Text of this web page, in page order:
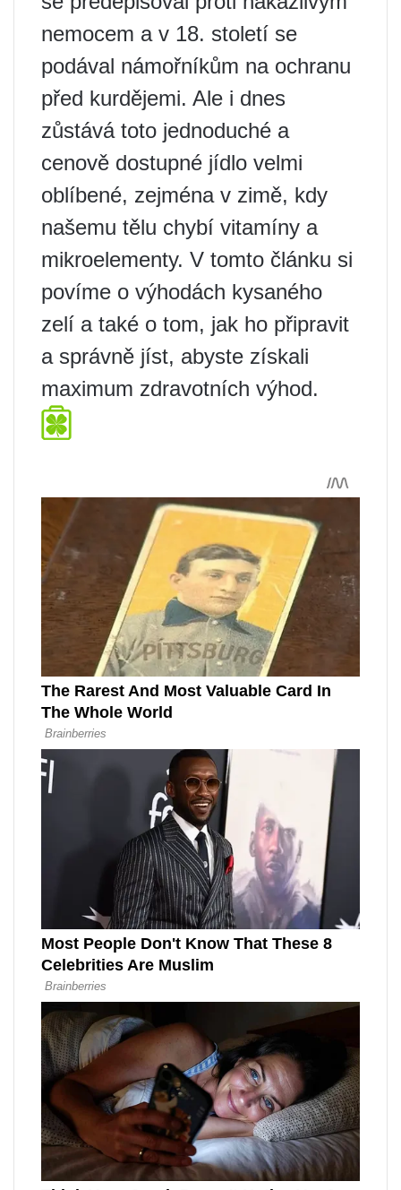
nemocem a v 18. století se
podával námořníkům na ochranu
před kurdějemi. Ale i dnes
zůstává toto jednoduché a
cenově dostupné jídlo velmi
oblíbené, zejména v zimě, kdy
našemu tělu chybí vitamíny a
mikroelementy. V tomto článku si
povíme o výhodách kysaného
zelí a také o tom, jak ho připravit
a správně jíst, abyste získali
maximum zdravotních výhod.